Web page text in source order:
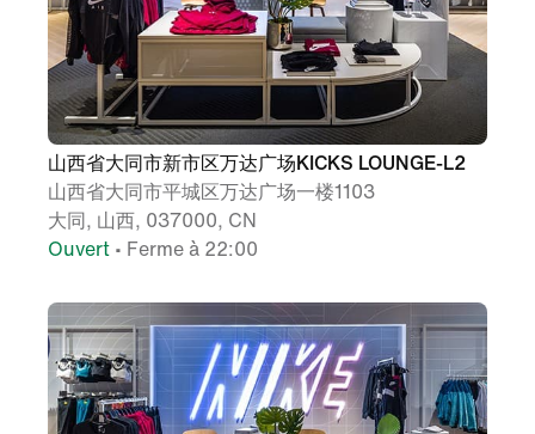
山西省大同市新市区万达广场KICKS LOUNGE-L2
山西省大同市平城区万达广场一楼1103
大同, 山西, 037000, CN
Ouvert • Ferme à 22:00